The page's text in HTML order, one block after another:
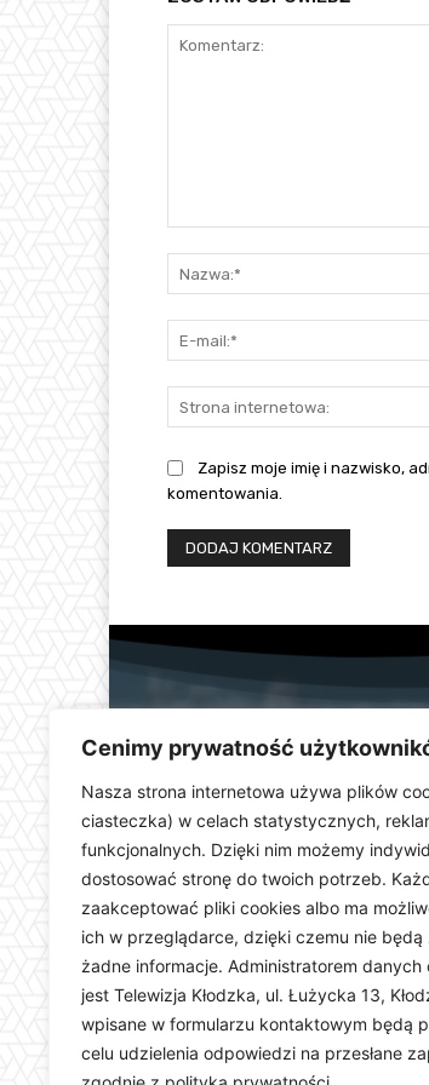
Cenimy prywatność
Nasza strona internetowa używa plików
ciasteczka) w celach statystycznych,
funkcjonalnych. Dzięki nim możemy
dostosować stronę do twoich potrzeb.
zaakceptować pliki cookies albo ma
ich w przeglądarce, dzięki czemu nie będą
żadne informacje. Administratorem danych
jest Telewizja Kłodzka, ul. Łużycka 13,
wpisane w formularzu kontaktowym będą
celu udzielenia odpowiedzi na przesłane
Zapisz moje imię i nazwisko,
komentowania.
ważną